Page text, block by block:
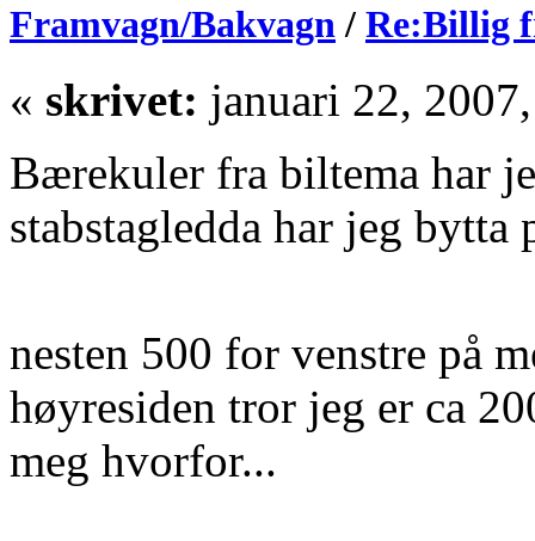
Framvagn/Bakvagn / Re:Billig
« skrivet: januari 22,
Bærekuler fra biltema har
stabstagledda har jeg
nesten 500 for venstre på
høyresiden tror jeg er ca
meg hvorfor...